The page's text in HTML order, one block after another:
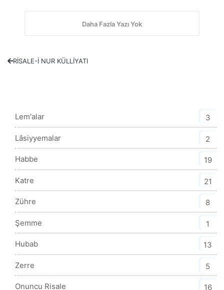
Daha Fazla Yazı Yok
RİSALE-İ NUR KÜLLİYATI
Lem'alar 3
Lâsiyyemalar 2
Habbe 19
Katre 21
Zühre 8
Şemme 1
Hubab 13
Zerre 5
Onuncu Risale 16